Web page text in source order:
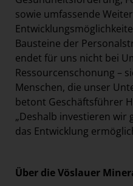
sowie umfassende
Bausteine der
endet für uns nicht bei
Ressourcenschonung –
Menschen, die unser
betont Geschäftsführer
„Deshalb investieren wir
das Entwicklung
Über die Vöslauer